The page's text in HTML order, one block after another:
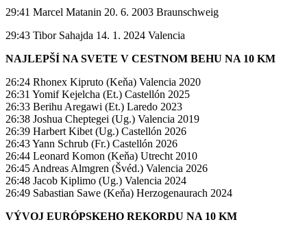
29:41 Marcel Matanin 20. 6. 2003 Braunschweig
29:43 Tibor Sahajda 14. 1. 2024 Valencia
NAJLEPŠÍ NA SVETE V CESTNOM BEHU NA 10 KM
26:24 Rhonex Kipruto (Keňa) Valencia 2020
26:31 Yomif Kejelcha (Et.) Castellón 2025
26:33 Berihu Aregawi (Et.) Laredo 2023
26:38 Joshua Cheptegei (Ug.) Valencia 2019
26:39 Harbert Kibet (Ug.) Castellón 2026
26:43 Yann Schrub (Fr.) Castellón 2026
26:44 Leonard Komon (Keňa) Utrecht 2010
26:45 Andreas Almgren (Švéd.) Valencia 2026
26:48 Jacob Kiplimo (Ug.) Valencia 2024
26:49 Sabastian Sawe (Keňa) Herzogenaurach 2024
VÝVOJ EURÓPSKEHO REKORDU NA 10 KM